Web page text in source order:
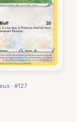
· #127